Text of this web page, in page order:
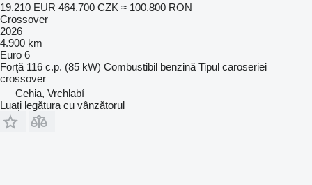
19.210 EUR 464.700 CZK ≈ 100.800 RON
Crossover
2026
4.900 km
Euro 6
Forţă 116 c.p. (85 kW) Combustibil benzină Tipul caroseriei
crossover
Cehia, Vrchlabí
Luați legătura cu vânzătorul